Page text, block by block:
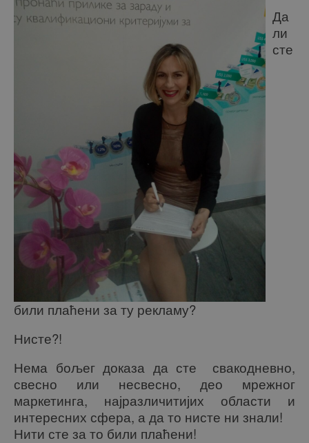
Да
ли
сте
били плаћени за ту рекламу?
Нисте?!
Нема бољег доказа да сте свакодневно,
свесно или несвесно, део мрежног
маркетинга, најразличитијих области и
интересних сфера, а да то нисте ни знали!
Нити сте за то били плаћени!